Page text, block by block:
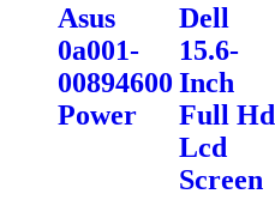
Asus
0a001-
00894600
Power
Dell
15.6-
Inch
Full Hd
Lcd
Screen